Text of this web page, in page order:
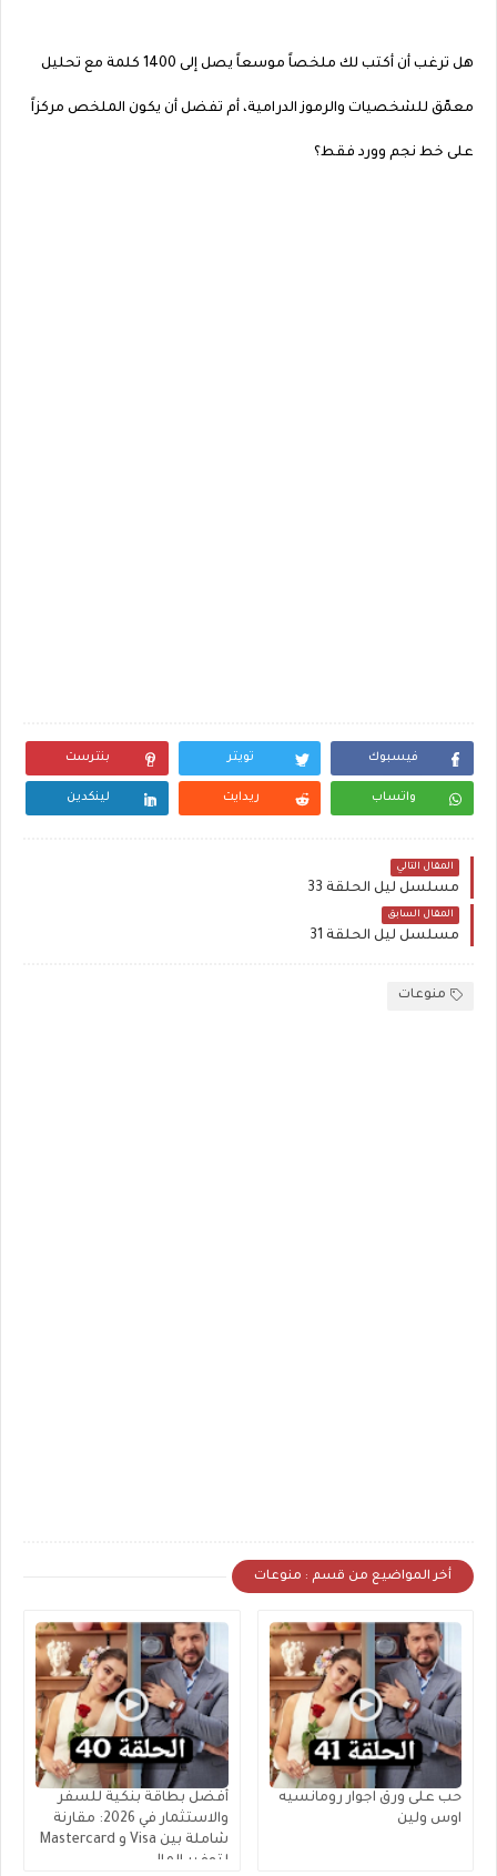
هل ترغب أن أكتب لك ملخصاً موسعاً يصل إلى 1400 كلمة مع تحليل
معمّق للشخصيات والرموز الدرامية، أم تفضل أن يكون الملخص مركزاً
على خط نجم وورد فقط؟
فيسبوك تويتر بنترست
واتساب ريدايت لينكدين
المقال التالي
مسلسل ليل الحلقة 33
المقال السابق
مسلسل ليل الحلقة 31
منوعات
أخر المواضيع من قسم : منوعات
حب على ورق اجوار رومانسيه
اوس ولين
أفضل بطاقة بنكية للسفر
والاستثمار في 2026: مقارنة
شاملة بين Visa و Mastercard
لتوفير المال